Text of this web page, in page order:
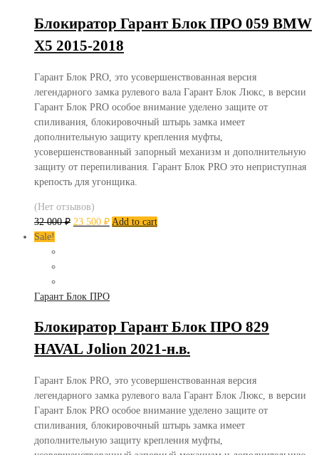
Блокиратор Гарант Блок ПРО 059 BMW
X5 2015-2018
Гарант Блок PRO, это усовершенствованная версия
легендарного замка рулевого вала Гарант Блок Люкс, в версии
Гарант Блок PRO особое внимание уделено защите от
спиливания, блокировочный штырь замка имеет
дополнительную защиту крепления муфты,
усовершенствованный запорный механизм и дополнительную
защиту от перепиливания. Гарант Блок PRO это неприступная
крепость для угонщика.
(Нет отзывов)
32 000₽ 23 500 ₽ Add to cart
Sale!
Гарант Блок ПРО
Блокиратор Гарант Блок ПРО 829
HAVAL Jolion 2021-н.в.
Гарант Блок PRO, это усовершенствованная версия
легендарного замка рулевого вала Гарант Блок Люкс, в версии
Гарант Блок PRO особое внимание уделено защите от
спиливания, блокировочный штырь замка имеет
дополнительную защиту крепления муфты,